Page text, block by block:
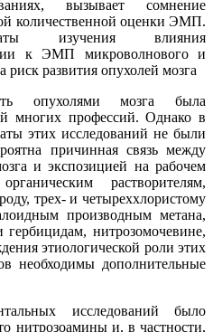
вызывает сомнение
количественной оценки ЭМП.
изучения влияния
к ЭМП микроволнового и
риск развития опухолей мозга
опухолями мозга была
многих профессий. Однако в
этих исследований не были
причинная связь между
и экспозицией на рабочем
растворителям,
трех- и четыреххлористому
производным метана,
нитрозомочевине,
этиологической роли этих
необходимы дополнительные
исследований было
нитрозоамины и, в частности,